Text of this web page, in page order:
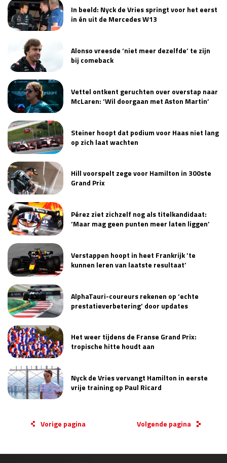
In beeld: Nyck de Vries springt voor het eerst
in én uit de Mercedes W13
Alonso vreesde ‘niet meer dezelfde’ te zijn
bij comeback
Vettel ontkent geruchten over overstap naar
McLaren: ‘Wil doorgaan met Aston Martin’
Steiner hoopt dat podium voor Haas niet lang
op zich laat wachten
Hill voorspelt zege voor Hamilton in 300ste
Grand Prix
Pérez ziet zichzelf nog als titelkandidaat:
‘Maar mag geen punten meer laten liggen’
Verstappen hoopt in heet Frankrijk ’te
kunnen leren van laatste resultaat’
AlphaTauri-coureurs rekenen op ‘echte
prestatieverbetering’ door updates
Het weer tijdens de Franse Grand Prix:
tropische hitte houdt aan
Nyck de Vries vervangt Hamilton in eerste
vrije training op Paul Ricard
Vorige pagina Volgende pagina